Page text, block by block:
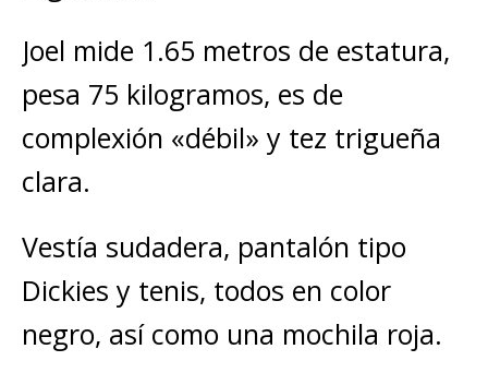
Joel mide 1.65 metros de estatura,
pesa 75 kilogramos, es de
complexión «débil» y tez trigueña
clara.
Vestía sudadera, pantalón tipo
Dickies y tenis, todos en color
negro, así como una mochila roja.